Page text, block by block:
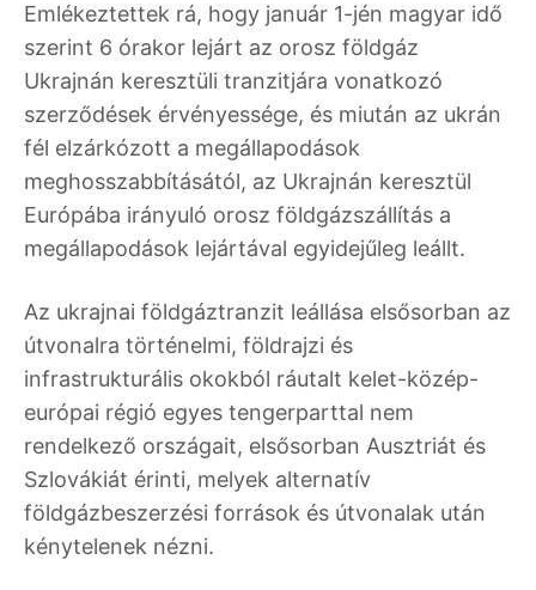
Emlékeztettek rá, hogy január 1-jén magyar idő
szerint 6 órakor lejárt az orosz földgáz
Ukrajnán keresztüli tranzitjára vonatkozó
szerződések érvényessége, és miután az ukrán
fél elzárkózott a megállapodások
meghosszabbításától, az Ukrajnán keresztül
Európába irányuló orosz földgázszállítás a
megállapodások lejártával egyidejűleg leállt.
Az ukrajnai földgáztranzit leállása elsősorban az
útvonalra történelmi, földrajzi és
infrastrukturális okokból ráutalt kelet-közép-
európai régió egyes tengerparttal nem
rendelkező országait, elsősorban Ausztriát és
Szlovákiát érinti, melyek alternatív
földgázbeszerzési források és útvonalak után
kénytelenek nézni.